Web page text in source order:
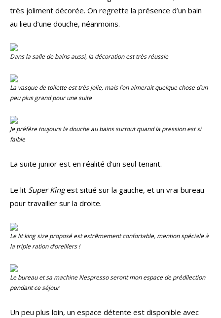
très joliment décorée. On regrette la présence d’un bain
au lieu d’une douche, néanmoins.
Dans la salle de bains aussi, la décoration est très réussie
La vasque de toilette est très jolie, mais l’on aimerait quelque chose d’un
peu plus grand pour une suite
Je préfère toujours la douche au bains surtout quand la pression est si
faible
La suite junior est en réalité d’un seul tenant.
Le lit Super Kingest situé sur la gauche, et un vrai bureau
pour travailler sur la droite.
Le litking sizeproposé est extrêmement confortable, mention spéciale à
la triple ration d’oreillers !
Le bureau et sa machineNespressoseront mon espace de prédilection
pendant ce séjour
Un peu plus loin, un espace détente est disponible avec